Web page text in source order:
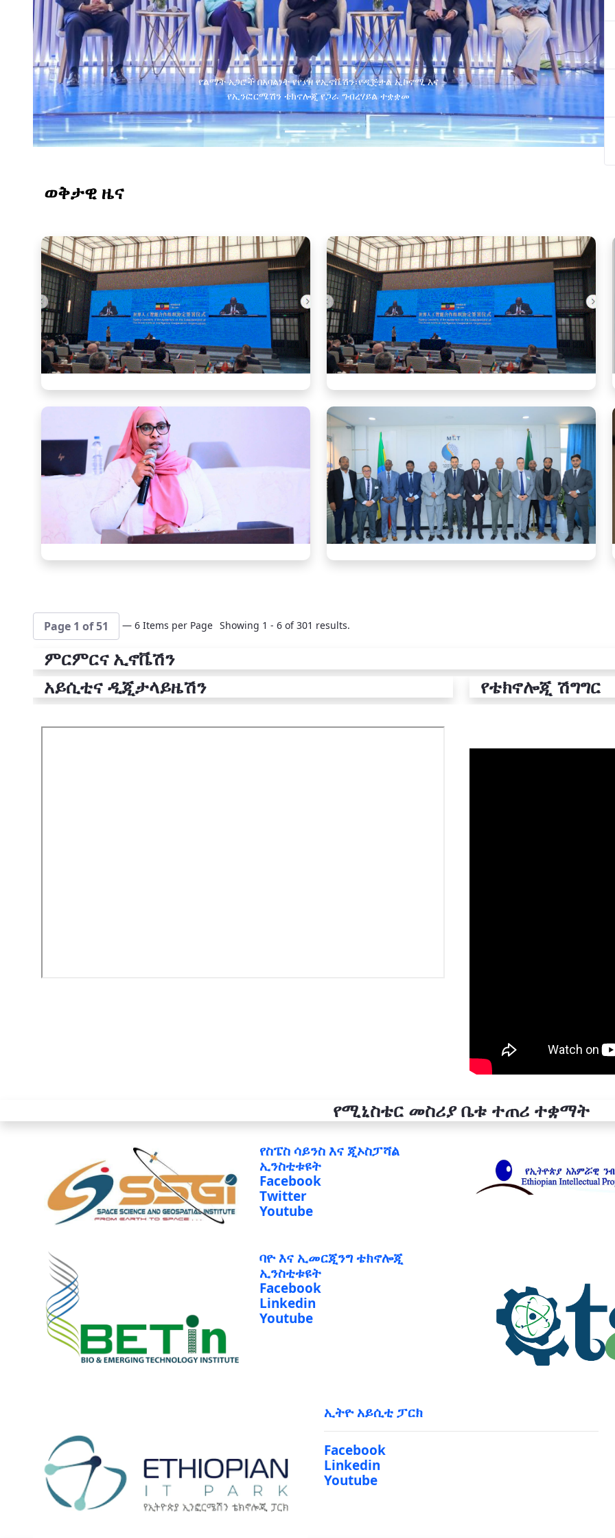
የልማት አጋሮች በአባልነት የየያዘ የኢኖቬሽን፣የዲጅታል ኢኮኖሚ እና
የኢንፎርሜሽን ቴክኖሎጂ የጋራ ግብረሃይል ተቋቋመ
ወቅታዊ ዜና
Page 1 of 51 — 6 Items per Page Showing 1 - 6 of 301 results.
ምርምርና ኢኖቬሽን
አይሲቲና ዲጂታላይዜሽን
የቴክኖሎጂ ሽግግር
የሚኒስቴር መስሪያ ቤቱ ተጠሪ ተቋማት
የስፔስ ሳይንስ እና ጂኦስፓሻል
ኢንስቲቱዩት
Facebook
Twitter
Youtube
ባዮ እና ኢመርጂንግ ቴክኖሎጂ
ኢንስቲቱዩት
Facebook
Linkedin
Youtube
ኢትዮ አይሲቲ ፓርክ
Facebook
Linkedin
Youtube